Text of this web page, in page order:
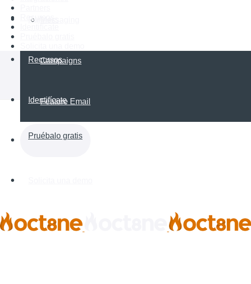
Campaigns
Feature Email
Partners
Recursos
Identifícate
Pruébalo gratis
Recursos